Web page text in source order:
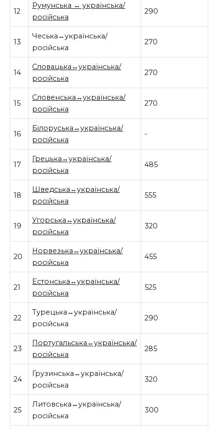
12
Румунська ↔ українська/
російська
290
13
Чеська↔українська/
російська
270
14
Словацька↔українська/
російська
270
15
Словенська↔українська/
російська
270
16
Білоруська↔українська/
російська
-
17
Грецька↔українська/
російська
485
18
Шведська↔українська/
російська
555
19
Угорська↔українська/
російська
320
20
Норвезька↔українська/
російська
455
21
Естонська↔українська/
російська
525
22
Турецька↔українська/
російська
290
23
Португальська↔українська/
російська
285
24
Грузинська↔українська/
російська
320
25
Литовська↔українська/
російська
300